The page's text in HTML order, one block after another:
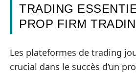
TRADING
PROP FIRM
Les plateformes de trading
crucial dans le succès d’un